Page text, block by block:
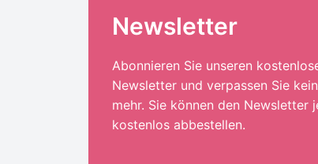
Newsletter
Abonnieren Sie unseren
Newsletter und verpassen Sie
mehr. Sie können den Newsletter
kostenlos abbestellen.